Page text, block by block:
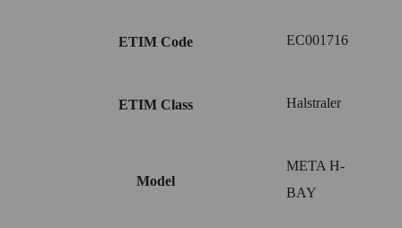
ETIM Code EC001716
ETIM Class Halstraler
Model
META H-
BAY